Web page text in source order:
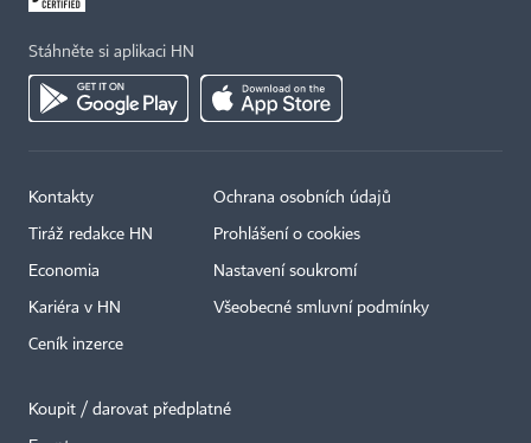
Stáhněte si aplikaci HN
Kontakty
Tiráž redakce HN
Economia
Kariéra v HN
Ceník inzerce
Ochrana osobních údajů
Prohlášení o cookies
Nastavení soukromí
Všeobecné smluvní podmínky
Koupit / darovat předplatné